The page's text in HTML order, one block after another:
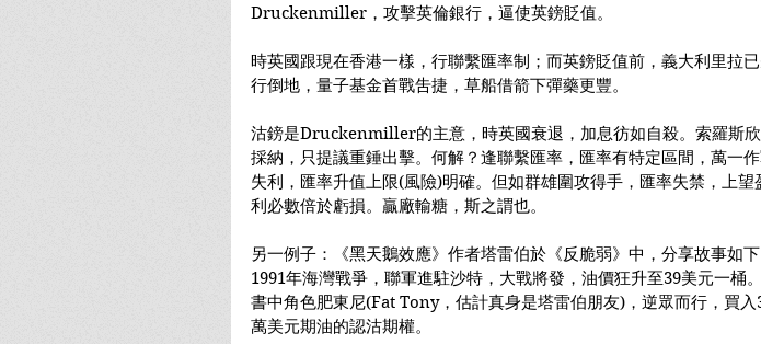
Druckenmiller，攻擊英倫銀行，逼使英鎊貶值。
時英國跟現在香港一樣，行聯繫匯率制；而英鎊貶值前，義大利里拉
行倒地，量子基金首戰吿捷，草船借箭下彈藥更豐。
沽鎊是Druckenmiller的主意，時英國衰退，加息彷如自殺。索羅斯
採納，只提議重錘出擊。何解？逢聯繫匯率，匯率有特定區間，萬一
失利，匯率升值上限(風險)明確。但如群雄圍攻得手，匯率失禁，上望
利必數倍於虧損。贏廠輸糖，斯之謂也。
另一例子：《黑天鵝效應》作者塔雷伯於《反脆弱》中，分享故事如下
1991年海灣戰爭，聯軍進駐沙特，大戰將發，油價狂升至39美元一桶。
書中角色肥東尼(Fat Tony，估計真身是塔雷伯朋友)，逆眾而行，買入
萬美元期油的認沽期權。